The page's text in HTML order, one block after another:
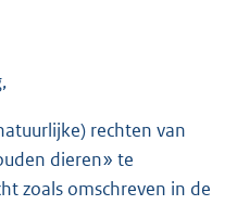
rechten van
dieren» te
zoals omschreven in de